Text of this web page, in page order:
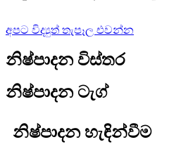
අපට විද්‍යුත් තැපෑල එවන්න
නිෂ්පාදන විස්තර
නිෂ්පාදන ටැග්
නිෂ්පාදන හැඳින්වීම